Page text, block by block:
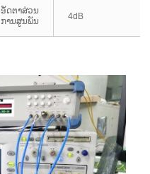
ອັດຕາສ່ວນ
ການສູນພັນ
4dB